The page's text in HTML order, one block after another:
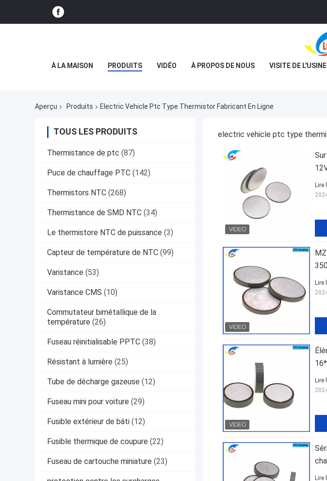
À LA MAISON PRODUITS VIDÉO À PROPOS DE NOUS VISITE DE L'USINE
Aperçu Produits Electric Vehicle Ptc Type Thermistor Fabricant En Ligne
TOUS LES PRODUITS
Thermistance de ptc (87)
Puce de chauffage PTC (142)
Thermistors NTC (268)
Thermistance de SMD NTC (34)
Le thermistore NTC de puissance (3)
Capteur de température de NTC (99)
Varistance (53)
Varistance CMS (10)
Commutateur bimétallique de la
température (26)
Fuseau réinitialisable PPTC (38)
Résistant à lumière (25)
Tube de décharge gazeuse (12)
Fuseau mini pour voiture (29)
Fusible extérieur de bâti (12)
Fusible thermique de coupure (22)
Fuseau de cartouche miniature (23)
electric vehicle ptc type
Lire
Lire
Lire
Lire